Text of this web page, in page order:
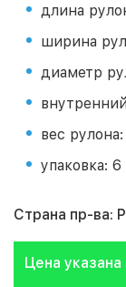
длина
ширина
диаметр
вес
упаковка:
Страна пр-ва:
Цена указана